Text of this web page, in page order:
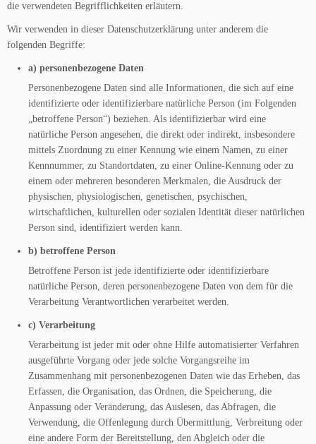
die verwendeten Begrifflichkeiten erläutern.
Wir verwenden in dieser Datenschutzerklärung unter anderem die
folgenden Begriffe:
a) personenbezogene Daten
Personenbezogene Daten sind alle Informationen, die sich auf eine
identifizierte oder identifizierbare natürliche Person (im Folgenden
„betroffene Person“) beziehen. Als identifizierbar wird eine
natürliche Person angesehen, die direkt oder indirekt, insbesondere
mittels Zuordnung zu einer Kennung wie einem Namen, zu einer
Kennnummer, zu Standortdaten, zu einer Online-Kennung oder zu
einem oder mehreren besonderen Merkmalen, die Ausdruck der
physischen, physiologischen, genetischen, psychischen,
wirtschaftlichen, kulturellen oder sozialen Identität dieser natürlichen
Person sind, identifiziert werden kann.
b) betroffene Person
Betroffene Person ist jede identifizierte oder identifizierbare
natürliche Person, deren personenbezogene Daten von dem für die
Verarbeitung Verantwortlichen verarbeitet werden.
c) Verarbeitung
Verarbeitung ist jeder mit oder ohne Hilfe automatisierter Verfahren
ausgeführte Vorgang oder jede solche Vorgangsreihe im
Zusammenhang mit personenbezogenen Daten wie das Erheben, das
Erfassen, die Organisation, das Ordnen, die Speicherung, die
Anpassung oder Veränderung, das Auslesen, das Abfragen, die
Verwendung, die Offenlegung durch Übermittlung, Verbreitung oder
eine andere Form der Bereitstellung, den Abgleich oder die